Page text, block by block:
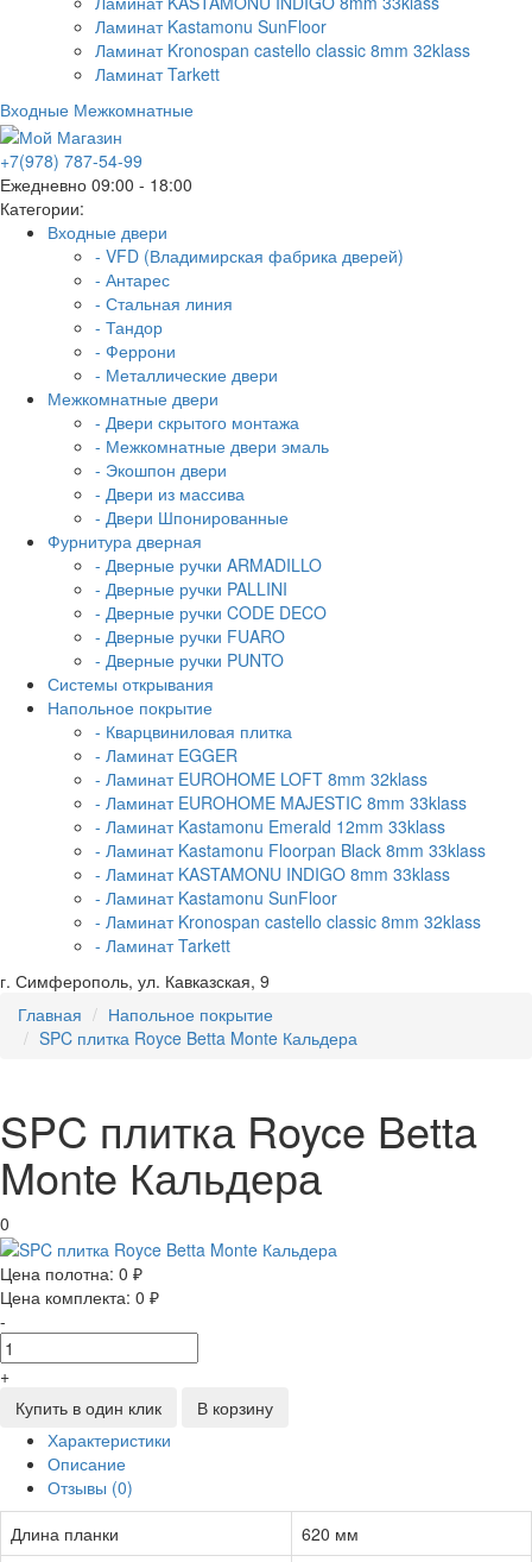
Ламинат Kastamonu SunFloor
Ламинат Kronospan castello classic 8mm 32klass
Ламинат Tarkett
Входные Межкомнатные
+7(978) 787-54-99
Ежедневно 09:00 - 18:00
Категории:
Входные двери
- VFD (Владимирская фабрика дверей)
- Антарес
- Стальная линия
- Тандор
- Феррони
- Металлические двери
Межкомнатные двери
- Двери скрытого монтажа
- Межкомнатные двери эмаль
- Экошпон двери
- Двери из массива
- Двери Шпонированные
Фурнитура дверная
- Дверные ручки ARMADILLO
- Дверные ручки PALLINI
- Дверные ручки CODE DECO
- Дверные ручки FUARO
- Дверные ручки PUNTO
Системы открывания
Напольное покрытие
- Кварцвиниловая плитка
- Ламинат EGGER
- Ламинат EUROHOME LOFT 8mm 32klass
- Ламинат EUROHOME MAJESTIC 8mm 33klass
- Ламинат Kastamonu Emerald 12mm 33klass
- Ламинат Kastamonu Floorpan Black 8mm 33klass
- Ламинат KASTAMONU INDIGO 8mm 33klass
- Ламинат Kastamonu SunFloor
- Ламинат Kronospan castello classic 8mm 32klass
- Ламинат Tarkett
г. Симферополь, ул. Кавказская, 9
Главная
Напольное покрытие
SPC плитка Royce Betta Monte Кальдера
SPC плитка Royce Betta
Monte Кальдера
0
Цена полотна: 0 ₽
Цена комплекта: 0 ₽
-
+
Купить в один клик
В корзину
Характеристики
Описание
Отзывы (0)
Длина планки
620 мм